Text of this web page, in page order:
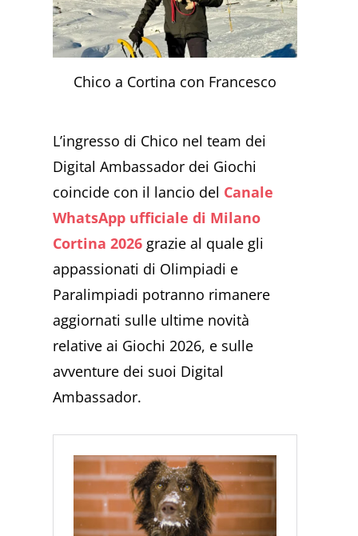
Chico a Cortina con Francesco
L’ingresso di Chico nel team dei
Digital Ambassador dei Giochi
coincide con il lancio del Canale
WhatsApp ufficiale di Milano
Cortina 2026 grazie al quale gli
appassionati di Olimpiadi e
Paralimpiadi potranno rimanere
aggiornati sulle ultime novità
relative ai Giochi 2026, e sulle
avventure dei suoi Digital
Ambassador.